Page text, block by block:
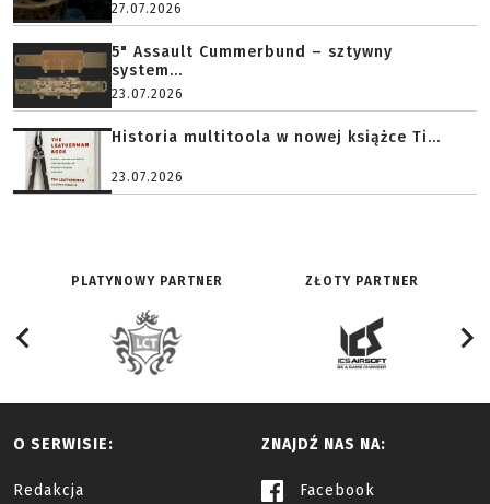
27.07.2026
5" Assault Cummerbund – sztywny
system...
23.07.2026
Historia multitoola w nowej książce Ti...
23.07.2026
PLATYNOWY PARTNER ZŁOTY PARTNER
O SERWISIE:
Redakcja
ZNAJDŹ NAS NA:
Facebook